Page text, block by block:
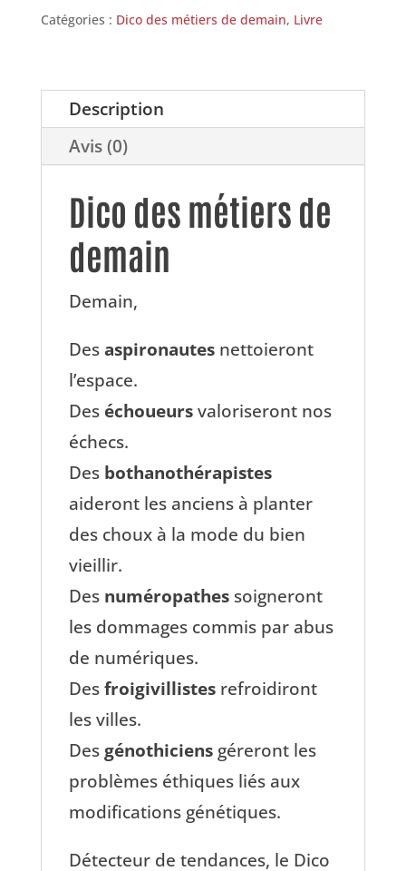
des
demain
(livre)
Catégories : Dico des métiers de demain, Livre
Description
Avis (0)
Dico des métiers de
demain
Demain,
Desaspironautesnettoieront
l’espace.
Des échoueursvaloriseront nos
échecs.
Des bothanothérapistes
aideront les anciens à planter
des choux à la mode du bien
vieillir.
Des numéropathessoigneront
les dommages commis par abus
de numériques.
Desfroigivillistesrefroidiront
les villes.
Desgénothiciensgéreront les
problèmes éthiques liés aux
modifications génétiques.
Détecteur de tendances, le Dico